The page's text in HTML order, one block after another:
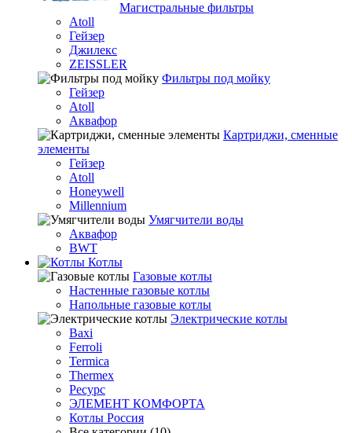
Магистральные фильтры
Atoll
Гейзер
Джилекс
ZEISSLER
Фильтры под мойку
Гейзер
Atoll
Аквафор
Картриджи, сменные
элементы
Гейзер
Atoll
Honeywell
Millennium
Умягчители воды
Аквафор
BWT
Котлы
Гaзовые котлы
Настенные газовые котлы
Напольные газовые котлы
Электрические котлы
Baxi
Ferroli
Termica
Thermex
Ресурс
ЭЛЕМЕНТ КОМФОРТА
Котлы Россия